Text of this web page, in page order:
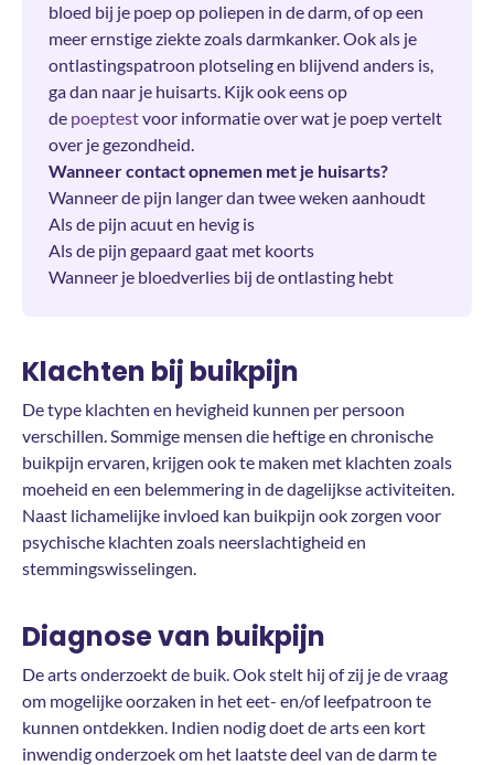
bloed bij je poep op poliepen in de darm, of op een
meer ernstige ziekte zoals darmkanker. Ook als je
ontlastingspatroon plotseling en blijvend anders is,
ga dan naar je huisarts. Kijk ook eens op
de poeptestvoor informatie over wat je poep vertelt
over je gezondheid.
Wanneer contact opnemen met je huisarts?
Wanneer de pijn langer dan twee weken aanhoudt
Als de pijn acuut en hevig is
Als de pijn gepaard gaat met koorts
Wanneer je bloedverlies bij de ontlasting hebt
Klachten bij buikpijn
De type klachten en hevigheid kunnen per persoon
verschillen. Sommige mensen die heftige en chronische
buikpijn ervaren, krijgen ook te maken met klachten zoals
moeheid en een belemmering in de dagelijkse activiteiten.
Naast lichamelijke invloed kan buikpijn ook zorgen voor
psychische klachten zoals neerslachtigheid en
stemmingswisselingen.
Diagnose van buikpijn
De arts onderzoekt de buik. Ook stelt hij of zij je de vraag
om mogelijke oorzaken in het eet- en/of leefpatroon te
kunnen ontdekken. Indien nodig doet de arts een kort
inwendig onderzoek om het laatste deel van de darm te